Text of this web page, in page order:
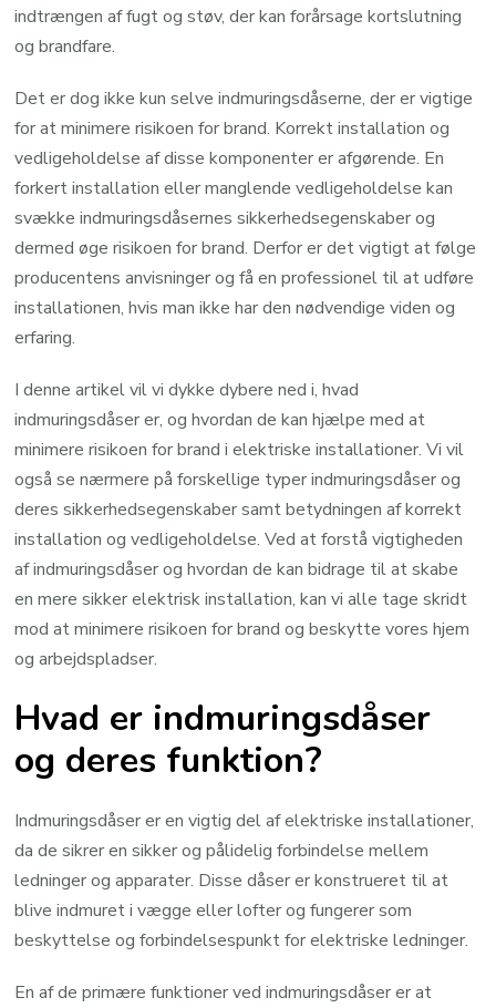
indtrængen af fugt og støv, der kan forårsage kortslutning
og brandfare.
Det er dog ikke kun selve indmuringsdåserne, der er vigtige
for at minimere risikoen for brand. Korrekt installation og
vedligeholdelse af disse komponenter er afgørende. En
forkert installation eller manglende vedligeholdelse kan
svække indmuringsdåsernes sikkerhedsegenskaber og
dermed øge risikoen for brand. Derfor er det vigtigt at følge
producentens anvisninger og få en professionel til at udføre
installationen, hvis man ikke har den nødvendige viden og
erfaring.
I denne artikel vil vi dykke dybere ned i, hvad
indmuringsdåser er, og hvordan de kan hjælpe med at
minimere risikoen for brand i elektriske installationer. Vi vil
også se nærmere på forskellige typer indmuringsdåser og
deres sikkerhedsegenskaber samt betydningen af korrekt
installation og vedligeholdelse. Ved at forstå vigtigheden
af indmuringsdåser og hvordan de kan bidrage til at skabe
en mere sikker elektrisk installation, kan vi alle tage skridt
mod at minimere risikoen for brand og beskytte vores hjem
og arbejdspladser.
Hvad er indmuringsdåser
og deres funktion?
Indmuringsdåser er en vigtig del af elektriske installationer,
da de sikrer en sikker og pålidelig forbindelse mellem
ledninger og apparater. Disse dåser er konstrueret til at
blive indmuret i vægge eller lofter og fungerer som
beskyttelse og forbindelsespunkt for elektriske ledninger.
En af de primære funktioner ved indmuringsdåser er at